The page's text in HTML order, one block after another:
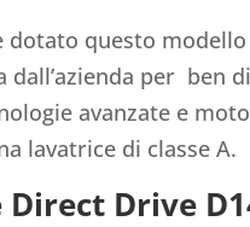
questo
per ben
avanzate e
lavatrice di classe A.
Drive